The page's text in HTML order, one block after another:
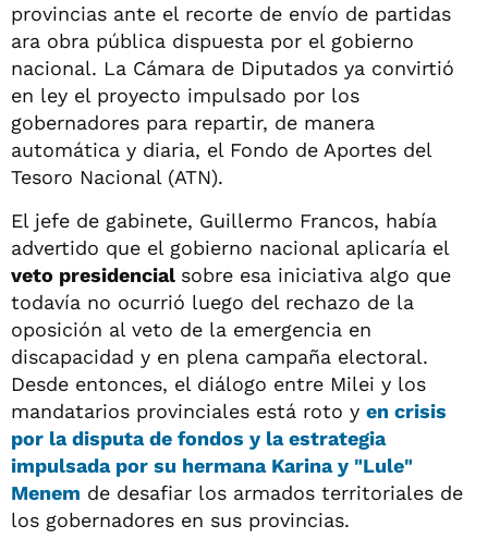
provincias ante el recorte de envío de partidas
ara obra pública dispuesta por el gobierno
nacional. La Cámara de Diputados ya convirtió
en ley el proyecto impulsado por los
gobernadores para repartir, de manera
automática y diaria, el Fondo de Aportes del
Tesoro Nacional (ATN).
El jefe de gabinete, Guillermo Francos, había
advertido que el gobierno nacional aplicaría el
veto presidencial sobre esa iniciativa algo que
todavía no ocurrió luego del rechazo de la
oposición al veto de la emergencia en
discapacidad y en plena campaña electoral.
Desde entonces, el diálogo entre Milei y los
mandatarios provinciales está roto y en crisis
por la disputa de fondos y la estrategia
impulsada por su hermana Karina y "Lule"
Menem de desafiar los armados territoriales de
los gobernadores en sus provincias.